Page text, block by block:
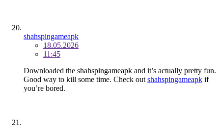
shahspingameapk
18.05.2026
11:45
Downloaded the shahspingameapk and it’s actually pretty fun.
Good way to kill some time. Check out shahspingameapk if
you’re bored.